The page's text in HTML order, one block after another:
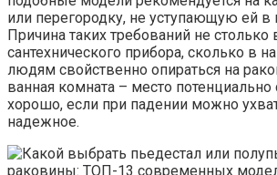
или перегородку, не уступающую ей в
Причина таких требований не столько
сантехнического прибора, сколько в
людям свойственно опираться на
ванная комната – место потенциально
хорошо, если при падении можно
надежное.